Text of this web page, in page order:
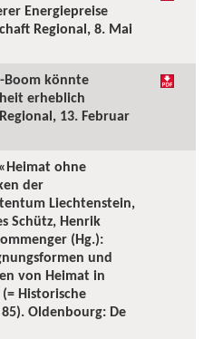
Energiepreise
Regional, 8. Mai
Boom könnte
erheblich
13. Februar
ohne
der
Liechtenstein,
Schütz, Henrik
(Hg.):
und
von Heimat in
Historische
Oldenbourg: De